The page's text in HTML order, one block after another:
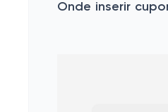
Onde inserir